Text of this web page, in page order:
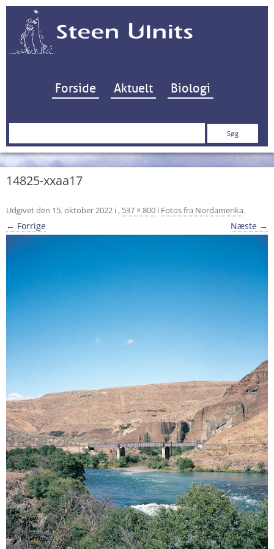
Hop til indhold
Forside Aktuelt Biologi
Søg
14825-xxaa17
Udgivet den 15. oktober 2022 i , 537 × 800 i Fotos fra Nordamerika.
← Forrige Næste →